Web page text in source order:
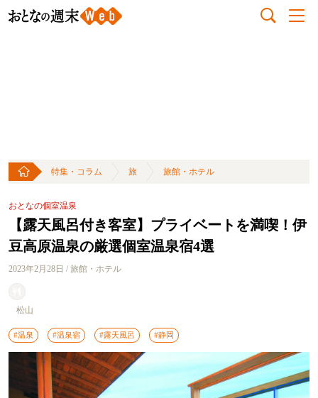
特集・コラム 旅 旅館・ホテル
おとなの個室温泉
【露天風呂付き客室】プライベートを満喫！伊
豆高原温泉の厳選個室温泉宿4選
2023年2月28日 / 旅館・ホテル
松山
#温泉 #温泉宿 #露天風呂 #静岡